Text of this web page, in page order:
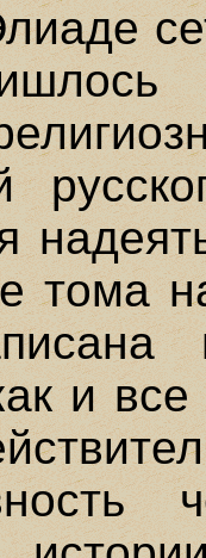
тома
и